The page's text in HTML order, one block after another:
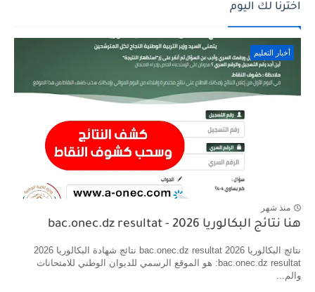
اخترنا لك اليوم
أخبار التعليم
منذ شهر
هنا نتائج البكالوريا 2026 - bac.onec.dz resultat
نتائج البكالوريا 2026 bac.onec.dz resultat نتائج شهادة البكالوريا 2026
bac.onec.dz resultat: هو الموقع الرسمي للديوان الوطني للامتحانات
والم...